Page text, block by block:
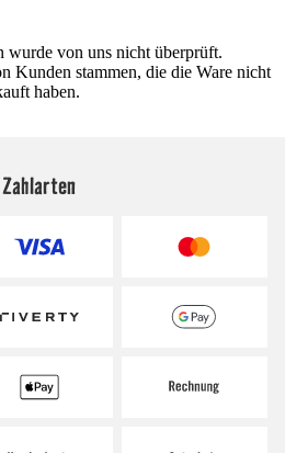
wurde von uns nicht überprüft.
Kunden stammen, die die Ware nicht
haben.
Zahlarten